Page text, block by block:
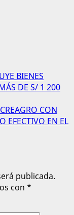
BIENES
DE S/ 1 200
CON
EFECTIVO EN EL
publicada.
con *